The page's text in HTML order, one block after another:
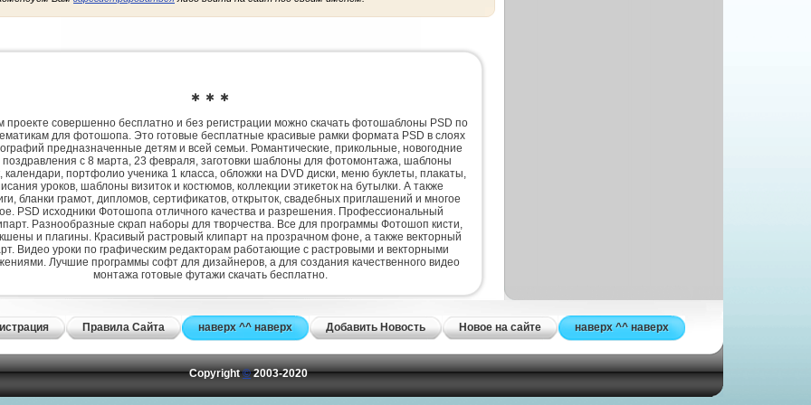
✱ ✱ ✱
проекте совершенно бесплатно и без регистрации можно скачать фотошаблоны PSD по
для фотошопа. Это готовые бесплатные красивые рамки формата PSD в слоях
предназначенные детям и всей семьи. Романтические, прикольные, новогодние
поздравления с 8 марта, 23 февраля, заготовки шаблоны для фотомонтажа, шаблоны
календари, портфолио ученика 1 класса, обложки на DVD диски, меню буклеты, плакаты,
уроков, шаблоны визиток и костюмов, коллекции этикеток на бутылки. А также
бланки грамот, дипломов, сертификатов, открыток, свадебных приглашений и многое
PSD исходники Фотошопа отличного качества и разрешения. Профессиональный
Разнообразные скрап наборы для творчества. Все для программы Фотошоп кисти,
и плагины. Красивый растровый клипарт на прозрачном фоне, а также векторный
Видео уроки по графическим редакторам работающие с растровыми и векторными
Лучшие программы софт для дизайнеров, а для создания качественного видео
монтажа готовые футажи скачать бесплатно.
Правила Сайта наверх ^^ наверх Добавить Новость Новое на сайте наверх ^^ наверх
Copyright©2003-2020